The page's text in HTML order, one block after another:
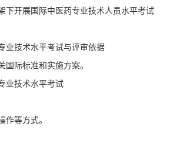
下开展国际中医药专业技术人员水平考试
技术水平考试与评审依据
国际标准和实施方案。
技术水平考试
作等方式。